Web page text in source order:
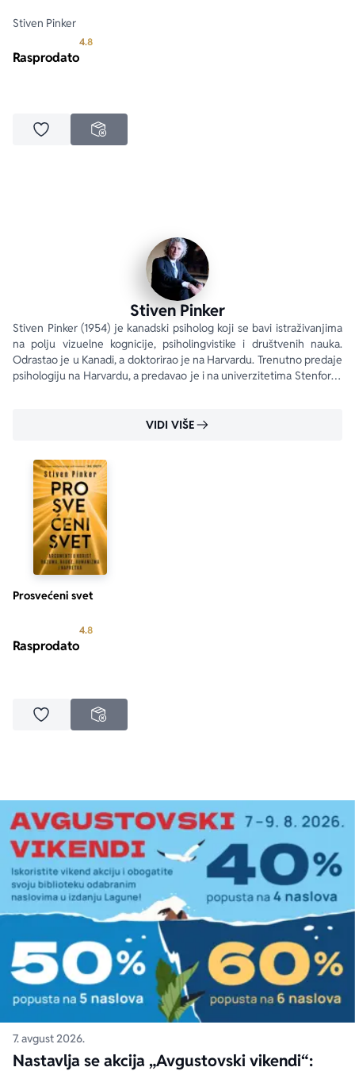
Stiven Pinker
4.8Prosecna ocena je 4.8 od 5
Rasprodato
Dodaj u omiljeneNEDOSTUPNO
Stiven Pinker
Stiven Pinker (1954) je kanadski psiholog koji se bavi istraživanjima
na polju vizuelne kognicije, psiholingvistike i društvenih nauka.
Odrastao je u Kanadi, a doktorirao je na Harvardu. Trenutno predaje
psihologiju na Harvardu, a predavao je i na univerzitetima Stenford i
VIDI VIŠE
Prosvećeni svet
4.8Prosecna ocena je 4.8 od 5
Rasprodato
Dodaj u omiljeneNEDOSTUPNO
7. avgust 2026.
Nastavlja se akcija „Avgustovski vikendi“: